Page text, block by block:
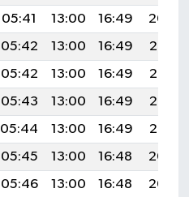
05:41 13:00 16:49
20:09
05:42 13:00 16:49
20:08
05:42 13:00 16:49
20:07
05:43 13:00 16:49
20:06
05:44 13:00 16:49
20:05
05:45 13:00 16:48
20:04
05:46 13:00 16:48
20:04